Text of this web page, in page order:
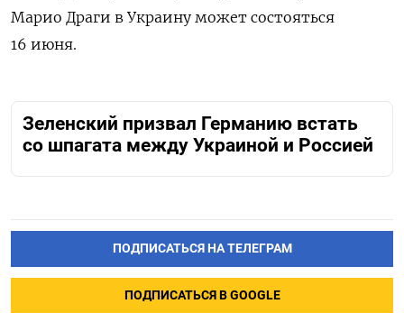
Марио Драги в Украину может состояться
16 июня.
Зеленский призвал Германию встать
со шпагата между Украиной и Россией
ПОДПИСАТЬСЯ НА ТЕЛЕГРАМ
ПОДПИСАТЬСЯ В GOOGLE